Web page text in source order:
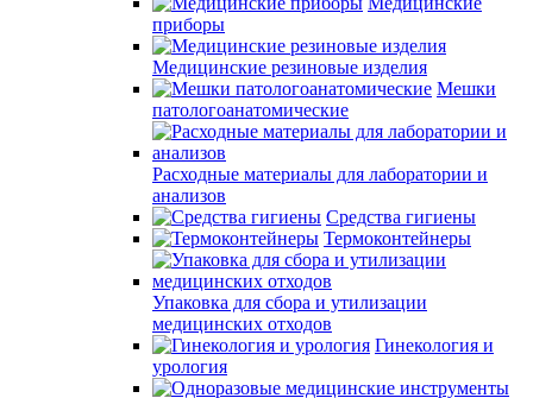
приборы
Медицинские резиновые изделия
Мешки
патологоанатомические
Расходные материалы для лаборатории и
анализов
Средства гигиены
Термоконтейнеры
Упаковка для сбора и утилизации
медицинских отходов
Гинекология и
урология